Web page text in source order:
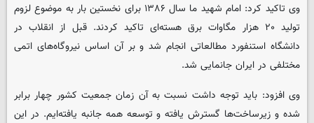
وی تاکید کرد: امام شهید ما سال ۱۳۸۶ برای نخستین بار به موضوع لزوم
تولید ۲۰ هزار مگاوات برق هسته‌ای تاکید کردند. قبل از انقلاب در
دانشگاه استنفورد مطالعاتی انجام شد و بر آن اساس نیروگاه‌های اتمی
مختلفی در ایران جانمایی شد.
وی افزود: باید توجه داشت نسبت به آن زمان جمعیت کشور چهار برابر
شده و زیرساخت‌ها گسترش یافته و توسعه همه جانبه یافته‌ایم. در این